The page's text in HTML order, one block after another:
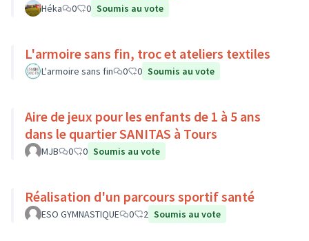
Héka 0 0 Soumis au vote
L'armoire sans fin, troc et ateliers textiles
L'armoire sans fin 0 0 Soumis au vote
Aire de jeux pour les enfants de 1 à 5 ans
dans le quartier SANITAS à Tours
MJB 0 0 Soumis au vote
Réalisation d'un parcours sportif santé
ESO GYMNASTIQUE 0 2 Soumis au vote